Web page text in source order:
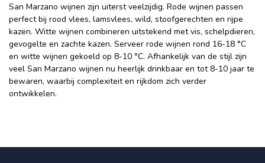
San Marzano wijnen zijn uiterst veelzijdig. Rode wijnen passen
perfect bij rood vlees, lamsvlees, wild, stoofgerechten en rijpe
kazen. Witte wijnen combineren uitstekend met vis, schelpdieren,
gevogelte en zachte kazen. Serveer rode wijnen rond 16-18 °C
en witte wijnen gekoeld op 8-10 °C. Afhankelijk van de stijl zijn
veel San Marzano wijnen nu heerlijk drinkbaar en tot 8-10 jaar te
bewaren, waarbij complexiteit en rijkdom zich verder
ontwikkelen.